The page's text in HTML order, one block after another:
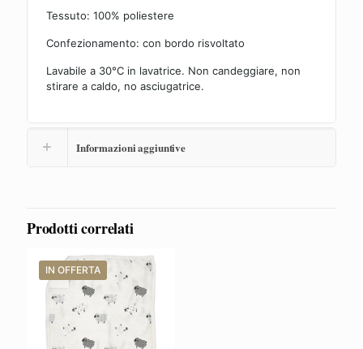
Tessuto: 100% poliestere
Confezionamento: con bordo risvoltato
Lavabile a 30°C in lavatrice. Non candeggiare, non
stirare a caldo, no asciugatrice.
Informazioni aggiuntive
Prodotti correlati
IN OFFERTA